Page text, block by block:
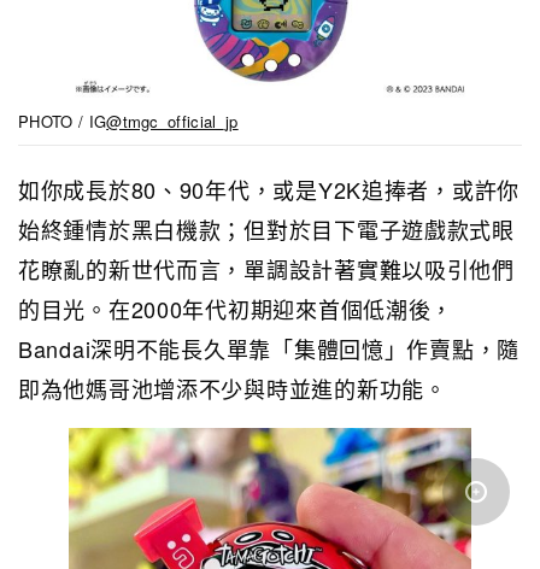
PHOTO / IG@tmgc_official_jp
如你成長於80、90年代，或是Y2K追捧者，或許你
始終鍾情於黑白機款；但對於目下電子遊戲款式眼
花瞭亂的新世代而言，單調設計著實難以吸引他們
的目光。在2000年代初期迎來首個低潮後，
Bandai深明不能長久單靠「集體回憶」作賣點，隨
即為他媽哥池增添不少與時並進的新功能。